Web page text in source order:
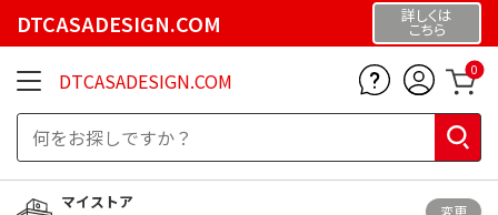
DTCASADESIGN.COM 詳しくは
こちら
DTCASADESIGN.COM 0
マイストア